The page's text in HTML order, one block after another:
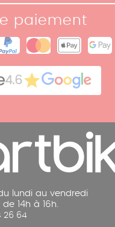
de vente
paiement
4.6
lundi au vendredi
14h à 16h.
26 64